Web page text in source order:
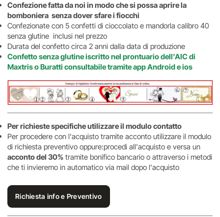
Confezione fatta da noi in modo che si possa aprire la
bomboniera senza dover sfare i fiocchi
Confezionate con 5 confetti di cioccolato e mandorla calibro 40
senza glutine inclusi nel prezzo
Durata del confetto circa 2 anni dalla data di produzione
Confetto senza glutine iscritto nel prontuario dell'AIC di
Maxtris o Buratti consultabile tramite app Android e ios
Per richieste specifiche utilizzare il modulo contatto
Per procedere con l'acquisto tramite acconto utilizzare il modulo
di richiesta preventivo oppure:procedi all'acquisto e versa un
acconto del 30% tramite bonifico bancario o attraverso i metodi
che ti invieremo in automatico via mail dopo l'acquisto
Richiesta info e Preventivo